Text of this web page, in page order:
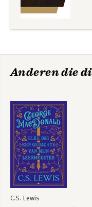
Anderen die
C.S. Lewis